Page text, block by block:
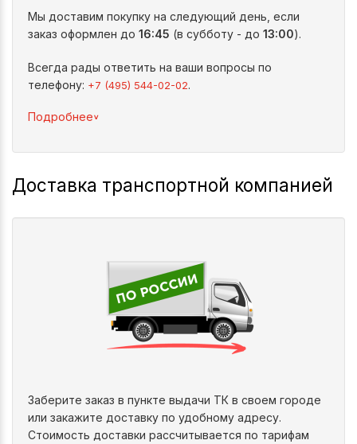
Мы доставим покупку на следующий день, если
заказ оформлен до 16:45 (в субботу - до 13:00).
Всегда рады ответить на ваши вопросы по
телефону: +7 (495) 544-02-02.
Подробнее^
Доставка транспортной компанией
Заберите заказ в пункте выдачи ТК в своем городе
или закажите доставку по удобному адресу.
Стоимость доставки рассчитывается по тарифам